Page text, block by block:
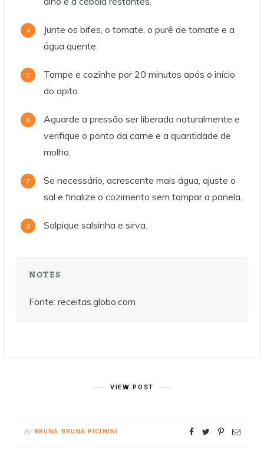
Junte os bifes, o tomate, o purê de tomate e a
água quente.
Tampe e cozinhe por 20 minutos após o início
do apito.
Aguarde a pressão ser liberada naturalmente e
verifique o ponto da carne e a quantidade de
molho.
Se necessário, acrescente mais água, ajuste o
sal e finalize o cozimento sem tampar a panela.
Salpique salsinha e sirva.
NOTES
Fonte: receitas.globo.com
VIEW POST
By BRUNA BRUNA PICININI